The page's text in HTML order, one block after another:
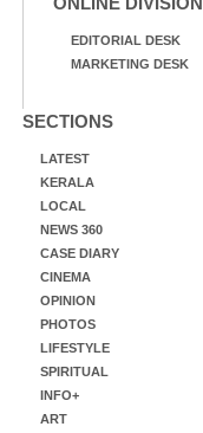
EDITORIAL DESK
MARKETING DESK
SECTIONS
LATEST
KERALA
LOCAL
NEWS 360
CASE DIARY
CINEMA
OPINION
PHOTOS
LIFESTYLE
SPIRITUAL
INFO+
ART